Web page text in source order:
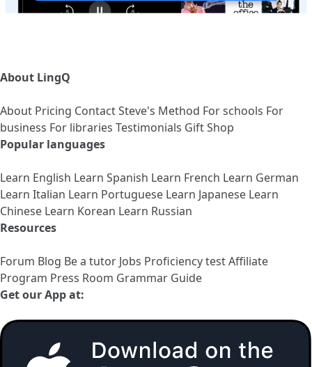
About LingQ
About Pricing ContactSteve's Method For schools For
business For libraries Testimonials Gift Shop
Popular languages
Learn English Learn Spanish Learn French Learn German
Learn Italian Learn Portuguese Learn Japanese Learn
Chinese Learn Korean Learn Russian
Resources
Forum Blog Be a tutor Jobs Proficiency testAffiliate
Program Press Room Grammar Guide
Get our App at: